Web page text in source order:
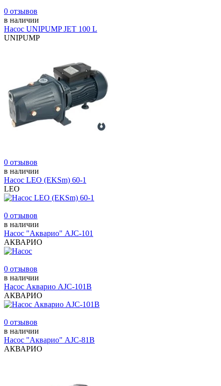
0 отзывов
в наличии
Насос UNIPUMP JET 100 L
UNIPUMP
0 отзывов
в наличии
Насос LEO (ЕKSm) 60-1
LEO
0 отзывов
в наличии
Насос "Акварио" AJC-101
АКВАРИО
0 отзывов
в наличии
Насос Акварио AJC-101В
АКВАРИО
0 отзывов
в наличии
Насос "Акварио" AJC-81В
АКВАРИО